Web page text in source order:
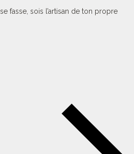
fasse, sois l’artisan de ton propre